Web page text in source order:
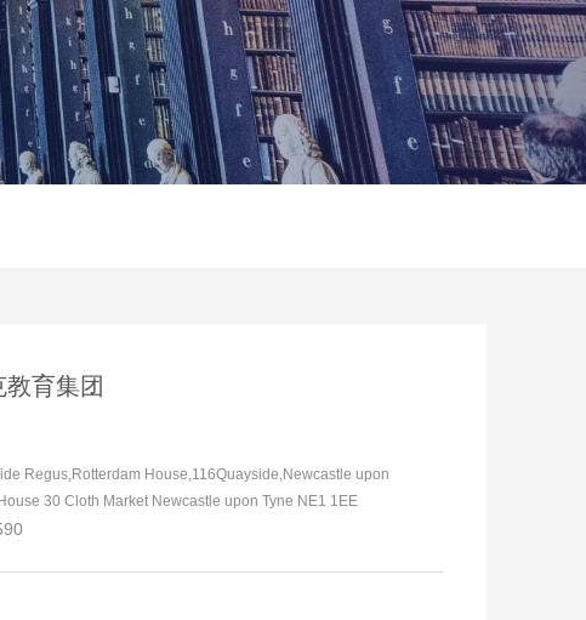
育集团
Regus,Rotterdam House,116Quayside,Newcastle upon
30 Cloth Market Newcastle upon Tyne NE1 1EE